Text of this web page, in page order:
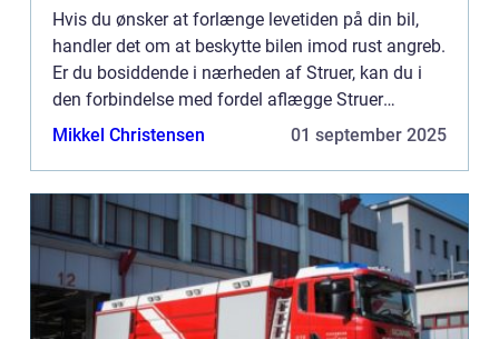
Hvis du ønsker at forlænge levetiden på din bil,
handler det om at beskytte bilen imod rust angreb.
Er du bosiddende i nærheden af Struer, kan du i
den forbindelse med fordel aflægge Struer
Undervognscenter en visit. Hvem er Struer
Mikkel Christensen 01 september 2025